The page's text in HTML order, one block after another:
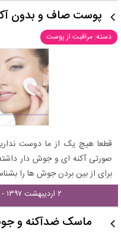
پوست صاف و بدون
دسته: مراقبت از پوست
قطعا هیچ یک از ما دوست
صورتی آکنه ای و جوش دار
برای از بین بردن جوش ها را
۲ اردیبهشت ۱۳۹۷ - ۱۲:۴۴
ماسک ضدآکنه و